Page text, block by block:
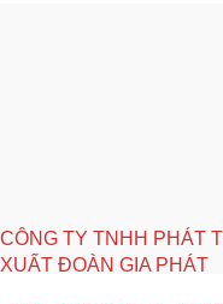
CÔNG TY TNHH PHÁT
XUẤT ĐOÀN GIA PHÁT